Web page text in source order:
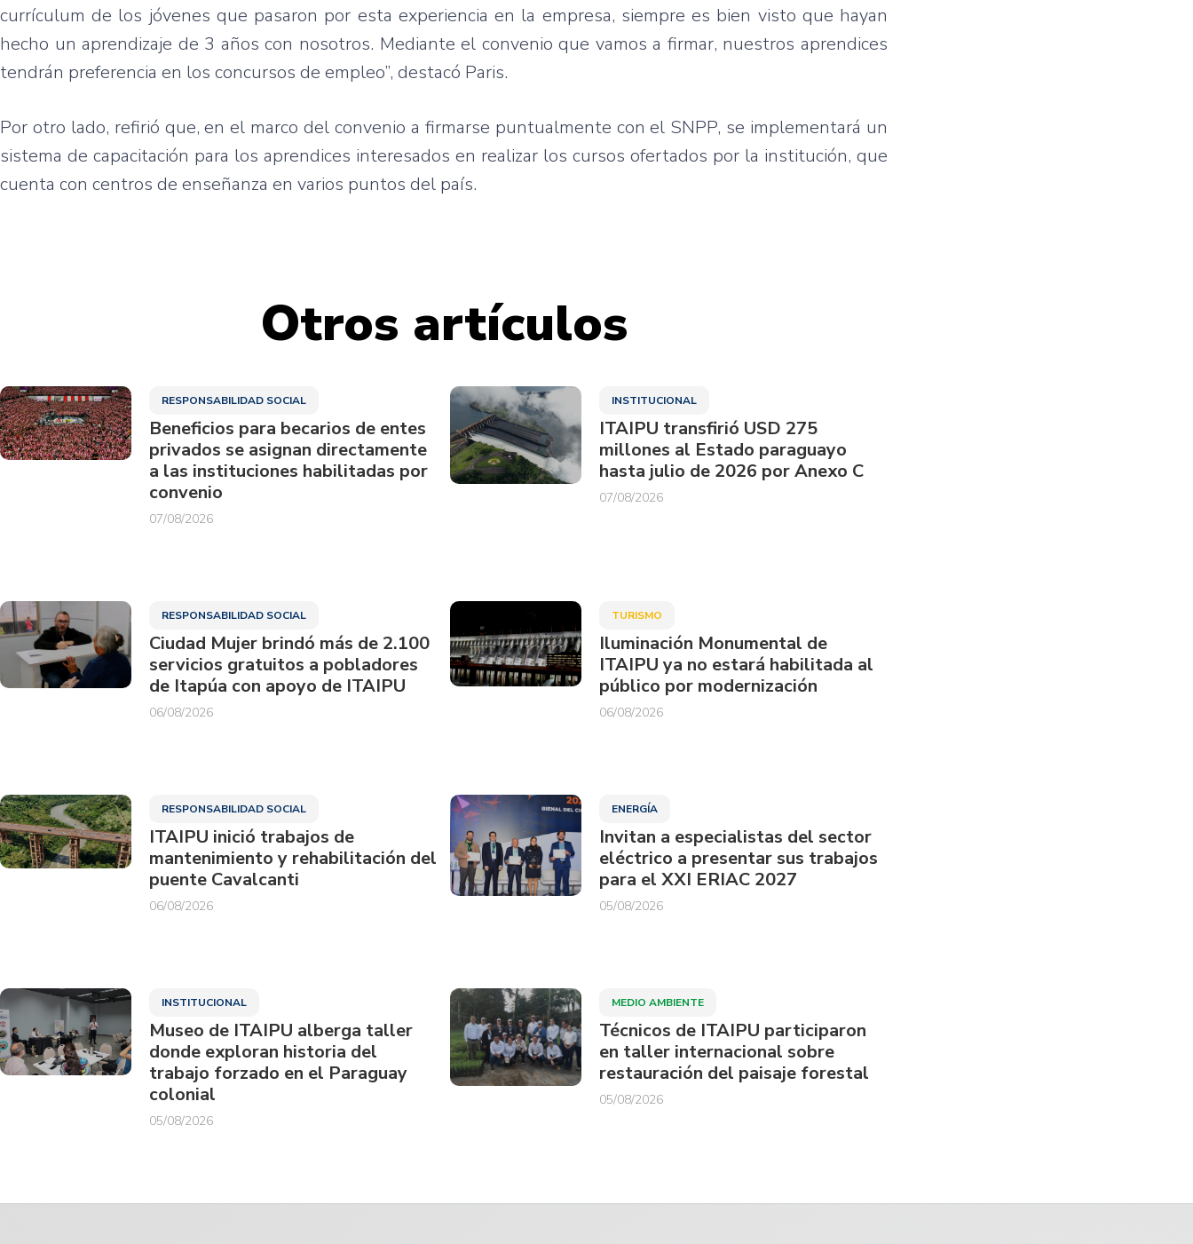
currículum de los jóvenes que pasaron por esta experiencia en la empresa, siempre es bien visto que hayan
hecho un aprendizaje de 3 años con nosotros. Mediante el convenio que vamos a firmar, nuestros aprendices
tendrán preferencia en los concursos de empleo”, destacó Paris.
Por otro lado, refirió que, en el marco del convenio a firmarse puntualmente con el SNPP, se implementará un
sistema de capacitación para los aprendices interesados en realizar los cursos ofertados por la institución, que
cuenta con centros de enseñanza en varios puntos del país.
Otros artículos
RESPONSABILIDAD SOCIAL
Beneficios para becarios de entes
privados se asignan directamente
a las instituciones habilitadas por
convenio
07/08/2026
INSTITUCIONAL
ITAIPU transfirió USD 275
millones al Estado paraguayo
hasta julio de 2026 por Anexo C
07/08/2026
RESPONSABILIDAD SOCIAL
Ciudad Mujer brindó más de 2.100
servicios gratuitos a pobladores
de Itapúa con apoyo de ITAIPU
06/08/2026
TURISMO
Iluminación Monumental de
ITAIPU ya no estará habilitada al
público por modernización
06/08/2026
RESPONSABILIDAD SOCIAL
ITAIPU inició trabajos de
mantenimiento y rehabilitación del
puente Cavalcanti
06/08/2026
ENERGÍA
Invitan a especialistas del sector
eléctrico a presentar sus trabajos
para el XXI ERIAC 2027
05/08/2026
INSTITUCIONAL
Museo de ITAIPU alberga taller
donde exploran historia del
trabajo forzado en el Paraguay
colonial
05/08/2026
MEDIO AMBIENTE
Técnicos de ITAIPU participaron
en taller internacional sobre
restauración del paisaje forestal
05/08/2026